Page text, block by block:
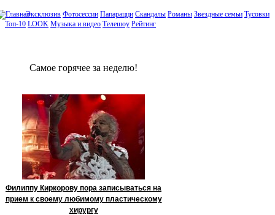
Эксклюзив Фотосессии Папарацци Скандалы Романы Звездные семьи Тусовки
Топ-10 LOOK Музыка и видео Телешоу Рейтинг
Сaмое гoрячее за неделю!
Филиппу Киркорову пора записываться на
прием к своему любимому пластическому
хирургу